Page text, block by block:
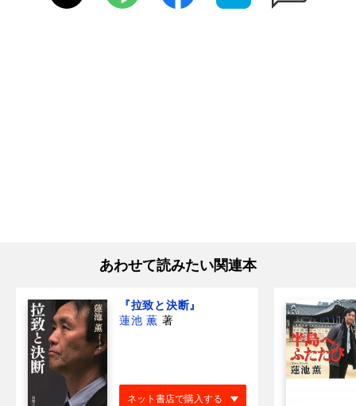
あわせて読みたい関連本
『拉致と決断』
蓮池 薫 著
ネット書店で購入する